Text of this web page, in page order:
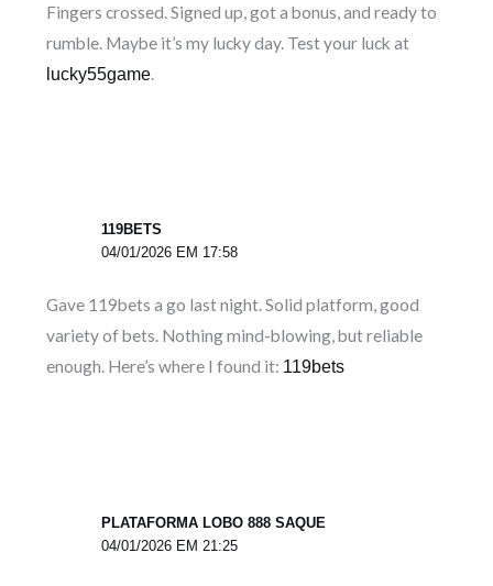
Fingers crossed. Signed up, got a bonus, and ready to
rumble. Maybe it’s my lucky day. Test your luck at
lucky55game.
119BETS
04/01/2026 EM 17:58
Gave 119bets a go last night. Solid platform, good
variety of bets. Nothing mind-blowing, but reliable
enough. Here’s where I found it: 119bets
PLATAFORMA LOBO 888 SAQUE
04/01/2026 EM 21:25